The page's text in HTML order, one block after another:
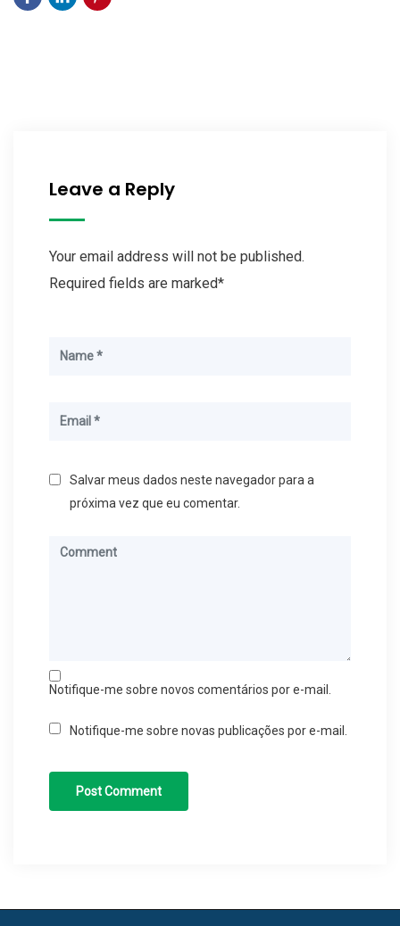
Leave a Reply
Your email address will not be published.
Required fields are marked*
Salvar meus dados neste navegador para a
próxima vez que eu comentar.
Notifique-me sobre novos comentários por e-mail.
Notifique-me sobre novas publicações por e-mail.